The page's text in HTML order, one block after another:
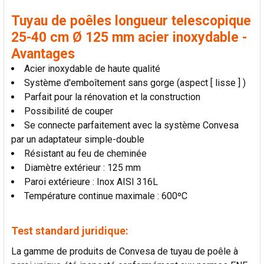
SÉLECTION
AU PANIER
Tuyau de poêles longueur telescopique
25-40 cm Ø 125 mm acier inoxydable -
Avantages
Acier inoxydable de haute qualité
Système d'emboîtement sans gorge (aspect [ lisse ] )
Parfait pour la rénovation et la construction
Possibilité de couper
Se connecte parfaitement avec la système Convesa
par un adaptateur simple-double
Résistant au feu de cheminée
Diamètre extérieur : 125 mm
Paroi extérieure : Inox AISI 316L
Température continue maximale : 600ºC
Test standard juridique:
La gamme de produits de Convesa de tuyau de poêle à